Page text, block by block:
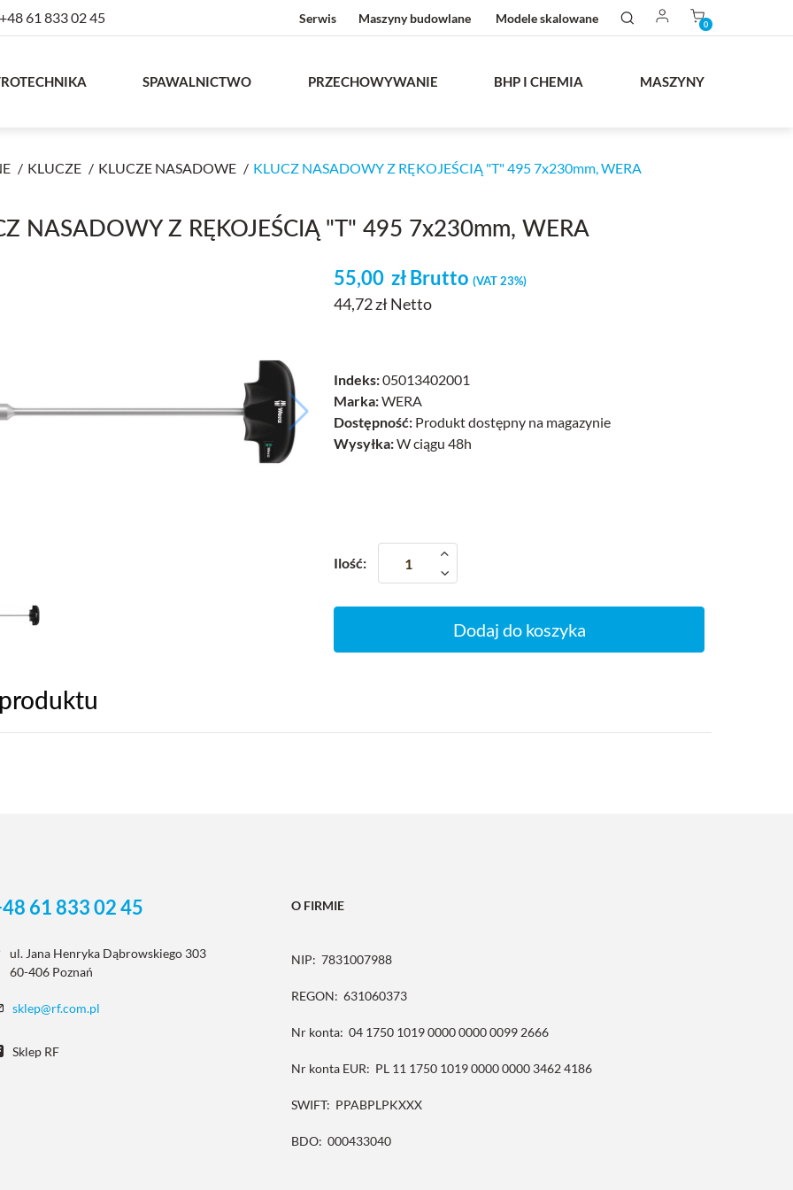
+48 61 833 02 45 Serwis Maszyny budowlane Modele skalowane 0
SPAWALNICTWO PRZECHOWYWANIE BHP I CHEMIA MASZYNY
KLUCZE KLUCZE NASADOWE KLUCZ NASADOWY Z RĘKOJEŚCIĄ "T" 495 7x230mm, WERA
NASADOWY Z RĘKOJEŚCIĄ "T" 495 7x230mm, WERA
55,00 złBrutto (VAT 23%)
44,72 zł Netto
Indeks:05013402001
Marka:WERA
Dostępność: Produkt dostępny na magazynie
Wysyłka:W ciągu 48h
Ilość:
Dodaj do koszyka
61 833 02 45
ul. Jana Henryka Dąbrowskiego 303
60-406 Poznań
sklep@rf.com.pl
Sklep RF
O FIRMIE
NIP: 7831007988
REGON: 631060373
Nr konta: 04 1750 1019 0000 0000 0099 2666
Nr konta EUR: PL 11 1750 1019 0000 0000 3462 4186
SWIFT: PPABPLPKXXX
BDO: 000433040